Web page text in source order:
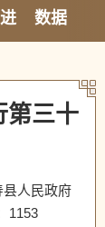
数据
第三十
人民政府
1153